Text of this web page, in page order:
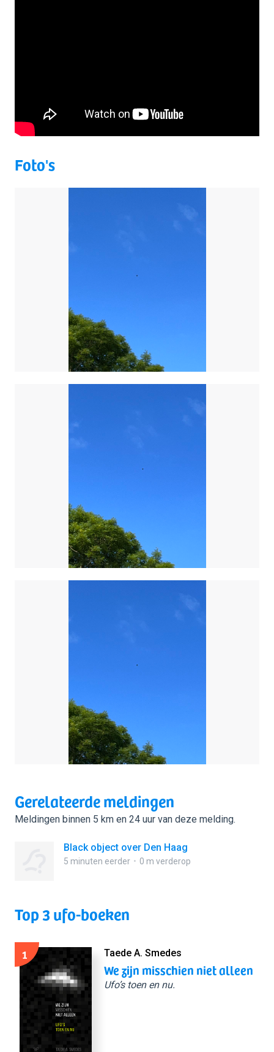
Foto's
Gerelateerde meldingen
Meldingen binnen 5 km en 24 uur van deze melding.
Black object over Den Haag
5 minuten eerder 0 m verderop
Top 3 ufo-boeken
1 Taede A. Smedes
We zijn misschien niet alleen
Ufo’s toen en nu.